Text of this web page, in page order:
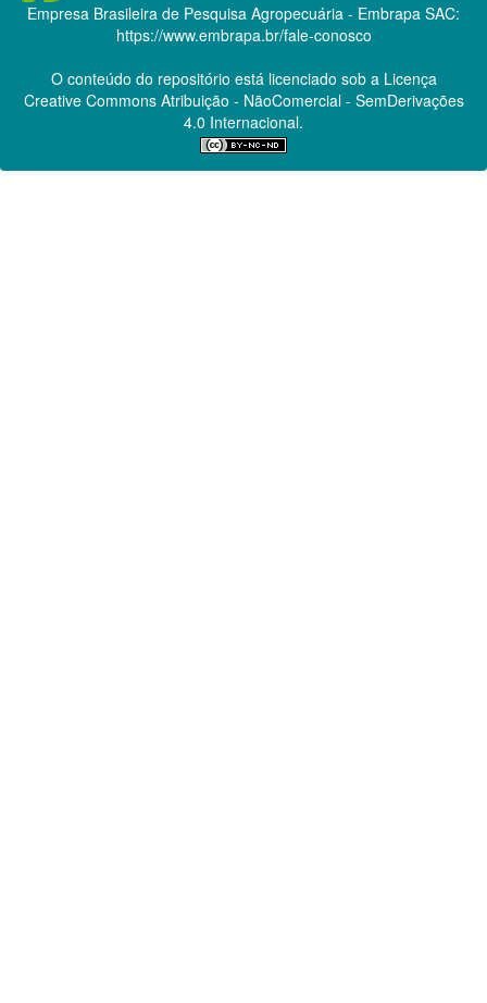
Empresa Brasileira de Pesquisa Agropecuária - Embrapa SAC:
https://www.embrapa.br/fale-conosco
O conteúdo do repositório está licenciado sob a Licença
Creative CommonsAtribuição - NãoComercial - SemDerivações
4.0 Internacional.